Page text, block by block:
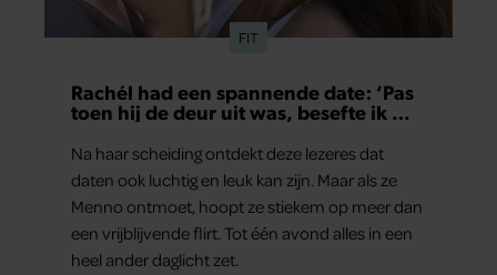
FIT
Rachél had een spannende date: ‘Pas
toen hij de deur uit was, besefte ik wat
Na haar scheiding ontdekt deze lezeres dat
daten ook luchtig en leuk kan zijn. Maar als ze
Menno ontmoet, hoopt ze stiekem op meer dan
een vrijblijvende flirt. Tot één avond alles in een
heel ander daglicht zet.